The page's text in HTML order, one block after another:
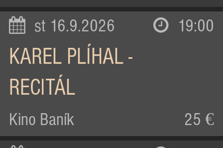
st 16.9.2026 19:00
KAREL PLÍHAL -
RECITÁL
Kino Baník 25 €